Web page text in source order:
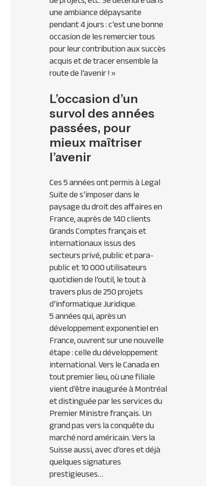
une ambiance dépaysante
pendant 4 jours : c’est une bonne
occasion de les remercier tous
pour leur contribution aux succès
acquis et de tracer ensemble la
route de l’avenir ! »
L’occasion d’un
survol des années
passées, pour
mieux maîtriser
l’avenir
Ces 5 années ont permis à Legal
Suite de s’imposer dans le
paysage du droit des affaires en
France, auprès de 140 clients
Grands Comptes français et
internationaux issus des
secteurs privé, public et para-
public et 10 000 utilisateurs
quotidien de l’outil, le tout à
travers plus de 250 projets
d’informatique Juridique.
5 années qui, après un
développement exponentiel en
France, ouvrent sur une nouvelle
étape : celle du développement
international. Vers le Canada en
tout premier lieu, où une filiale
vient d’être inaugurée à Montréal
et distinguée par les services du
Premier Ministre français. Un
grand pas vers la conquête du
marché nord américain. Vers la
Suisse aussi, avec d’ores et déjà
quelques signatures
prestigieuses…